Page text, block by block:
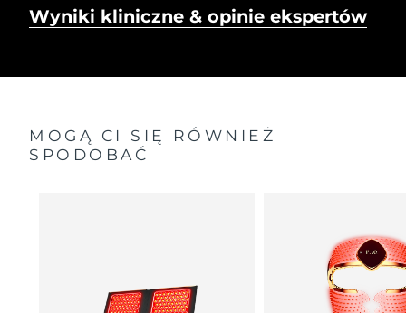
Wyniki kliniczne & opinie ekspertów
MOGĄ CI SIĘ RÓWNIEŻ
SPODOBAĆ